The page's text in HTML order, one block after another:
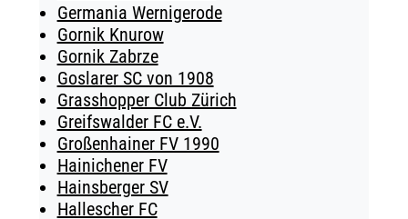
Germania Wernigerode
Gornik Knurow
Gornik Zabrze
Goslarer SC von 1908
Grasshopper Club Zürich
Greifswalder FC e.V.
Großenhainer FV 1990
Hainichener FV
Hainsberger SV
Hallescher FC